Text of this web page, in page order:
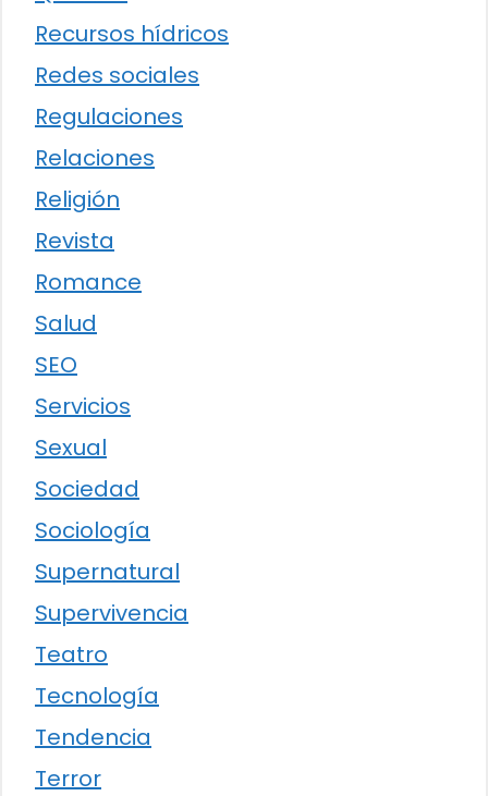
Recursos hídricos
Redes sociales
Regulaciones
Relaciones
Religión
Revista
Romance
Salud
SEO
Servicios
Sexual
Sociedad
Sociología
Supernatural
Supervivencia
Teatro
Tecnología
Tendencia
Terror